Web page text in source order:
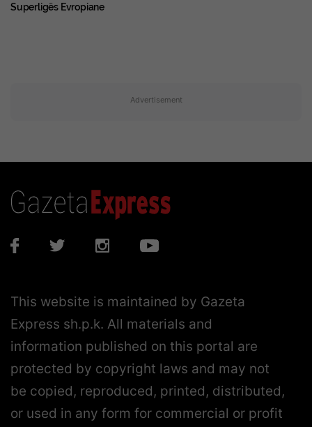
Superligës Evropiane
Advertisement
This website is maintained by Gazeta
Express sh.p.k. All materials and
information published on this portal are
protected by copyright laws and may not
be copied, reproduced, printed, distributed,
or used in any form for commercial or profit